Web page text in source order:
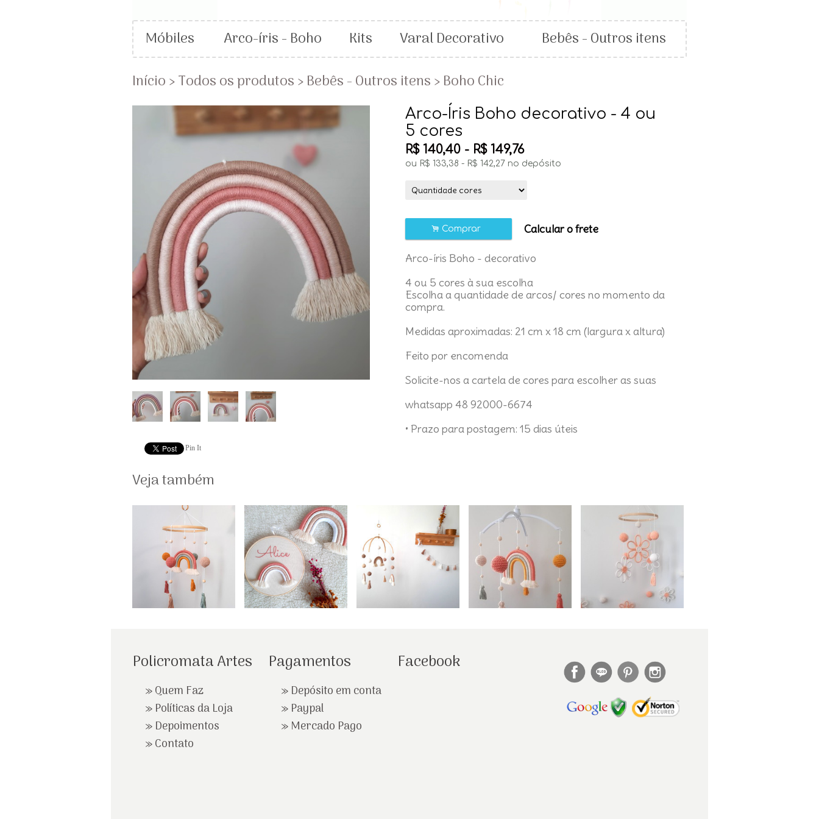
Móbiles Arco-íris - Boho Kits Varal Decorativo
Bebês - Outros itens
Início›Todos os produtos›Bebês - Outros itens›Boho Chic
Pin It
Arco-Íris Boho decorativo - 4 ou
5 cores
R$ 140,40 - R$ 149,76
ou R$ 133,38 - R$ 142,27 no depósito
. Comprar Calcular o frete
Arco-íris Boho - decorativo
4 ou 5 cores à sua escolha
Escolha a quantidade de arcos/ cores no momento da
compra.
Medidas aproximadas: 21 cm x 18 cm (largura x altura)
Feito por encomenda
Solicite-nos a cartela de cores para escolher as suas
whatsapp 48 92000-6674
• Prazo para postagem: 15 dias úteis
Veja também
Policromata Artes
»Quem Faz
» Políticas da Loja
» Depoimentos
»Contato
Pagamentos
» Depósito em conta
» Paypal
» Mercado Pago
Facebook